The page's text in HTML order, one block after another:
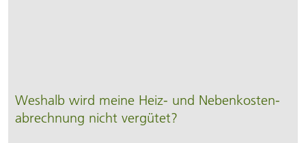
Weshalb wird meine Heiz- und Neben­kosten­
abrechnung nicht vergütet?